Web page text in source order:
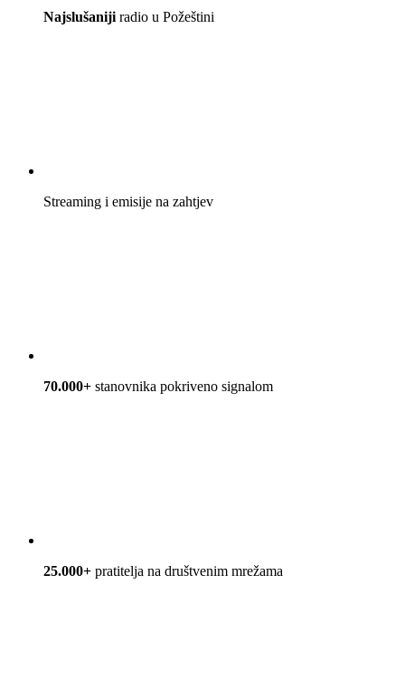
Najslušaniji radio u Požeštini
Streaming i emisije na zahtjev
70.000+ stanovnika pokriveno signalom
25.000+ pratitelja na društvenim mrežama